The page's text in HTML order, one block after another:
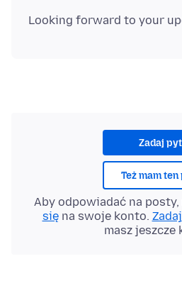
Zadaj
Też mam
Aby odpowiadać na posty,
sięna swoje konto.
masz jeszcze